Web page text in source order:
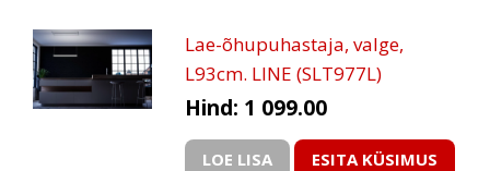
Lae-õhupuhastaja, valge,
L93cm. LINE (SLT977L)
Hind: 1 099.00
LOE LISA ESITA KÜSIMUS